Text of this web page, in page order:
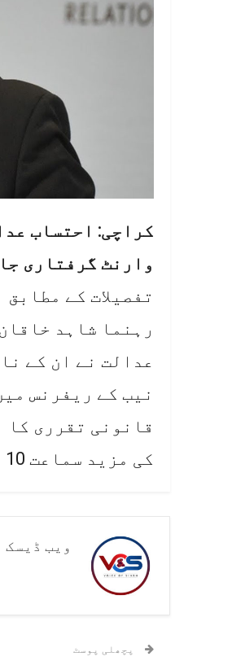
کراچی: احتساب
وارنٹ گرفتاری
تفصیلات کے
رہنما شاہد
عدالت نے ان کے
نیب کے ریفرنس
قانونی تقرری
کی مزید سماعت 10 اپریل کو ہوگی۔
ویب ڈیسک
پچھلی پوسٹ